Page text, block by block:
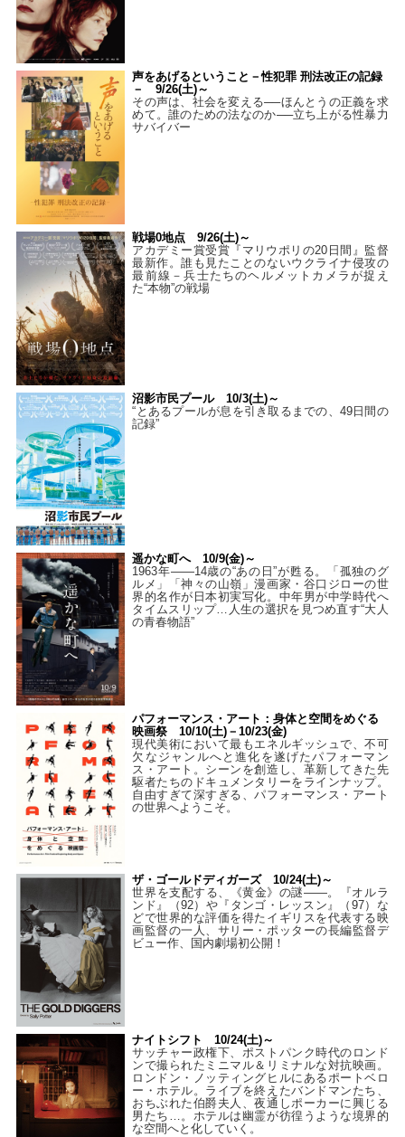
声をあげるということ－性犯罪 刑法改正の記録
－ 9/26(土)～
その声は、社会を変える──ほんとうの正義を求
めて。誰のための法なのか──立ち上がる性暴力
サバイバー
戦場0地点 9/26(土)～
アカデミー賞受賞『マリウポリの20日間』監督
最新作。誰も見たことのないウクライナ侵攻の
最前線－兵士たちのヘルメットカメラが捉え
た“本物”の戦場
沼影市民プール 10/3(土)～
“とあるプールが息を引き取るまでの、49日間の
記録”
遥かな町へ 10/9(金)～
1963年――14歳の“あの日”が甦る。「孤独のグ
ルメ」「神々の山嶺」漫画家・谷口ジローの世
界的名作が日本初実写化。中年男が中学時代へ
タイムスリップ…人生の選択を見つめ直す“大人
の青春物語”
パフォーマンス・アート：身体と空間をめぐる
映画祭 10/10(土)－10/23(金)
現代美術において最もエネルギッシュで、不可
欠なジャンルへと進化を遂げたパフォーマン
ス・アート。シーンを創造し、革新してきた先
駆者たちのドキュメンタリーをラインナップ。
自由すぎて深すぎる、パフォーマンス・アート
の世界へようこそ。
ザ・ゴールドディガーズ 10/24(土)～
世界を支配する、《黄金》の謎――。『オルラ
ンド』（92）や『タンゴ・レッスン』（97）な
どで世界的な評価を得たイギリスを代表する映
画監督の一人、サリー・ポッターの長編監督デ
ビュー作、国内劇場初公開！
ナイトシフト 10/24(土)～
サッチャー政権下、ポストパンク時代のロンド
ンで撮られたミニマル＆リミナルな対抗映画。
ロンドン・ノッティングヒルにあるポートベロ
ー・ホテル。ライブを終えたバンドマンたち、
おちぶれた伯爵夫人、夜通しポーカーに興じる
男たち…。ホテルは幽霊が彷徨うような境界的
な空間へと化していく。